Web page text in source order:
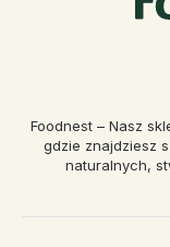
Foodnest – Nasz
gdzie znajdziesz
naturalnych,